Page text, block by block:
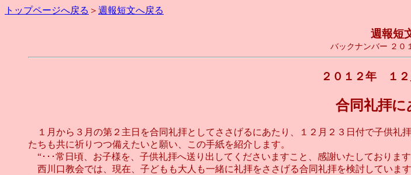
トップページへ戻る ＞ 週報短文へ戻る
週報短
バックナンバー ２０
２０１２年 １
合同礼拝に
１月から３月の第２主日を合同礼拝としてささげるにあたり、１２月２３日付で子供礼
たちも共に祈りつつ備えたいと願い、この手紙を紹介します。
“･･･常日頃、お子様を、子供礼拝へ送り出してくださいますこと、感謝いたしております
西川口教会では、現在、子どもも大人も一緒に礼拝をささげる合同礼拝を検討していま